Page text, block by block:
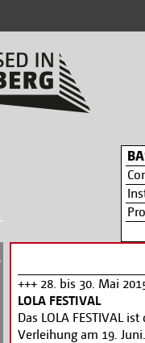
+++ 28. bis 30. Mai
LOLA FESTIVAL
Das LOLA FESTIVAL
Verleihung am 19.